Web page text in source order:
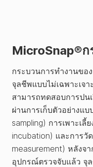
MicroSnap®ก
กระบวนการทำงานขอ
จุลชีพแบบไม่เฉพาะเจ
สามารถทดสอบการปน
ผ่านการเก็บตัวอย่างแ
sampling) การเพาะเ
incubation) และการวั
measurement) หลังจ
อุปกรณ์ตรวจจับแล้ว จุ